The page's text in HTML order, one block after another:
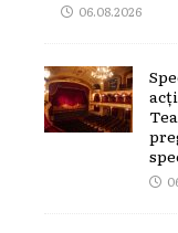
06.08.2026